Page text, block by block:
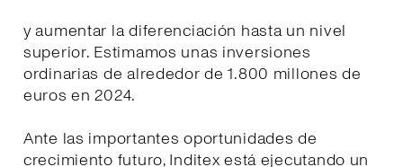
y aumentar la diferenciación hasta un nivel
superior. Estimamos unas inversiones
ordinarias de alrededor de 1.800 millones de
euros en 2024.
Ante las importantes oportunidades de
crecimiento futuro, Inditex está ejecutando un